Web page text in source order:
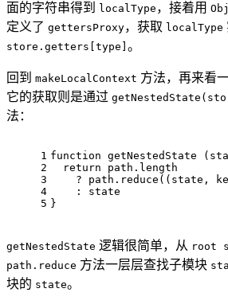
面的字符串得到
localType ，接着用
定义了 gettersProxy，获取 localType
store.getters[type] 。
回到 makeLocalContext 方法，再来看
它的获取则是通过
法：
1
2
3
4
5
function getNestedState (
return path. length
    ? path.
reduce ( ( state,
    : state
}
getNestedState 逻辑很简单，从 root
path.reduce 方法一层层查找子模块
块的 state。